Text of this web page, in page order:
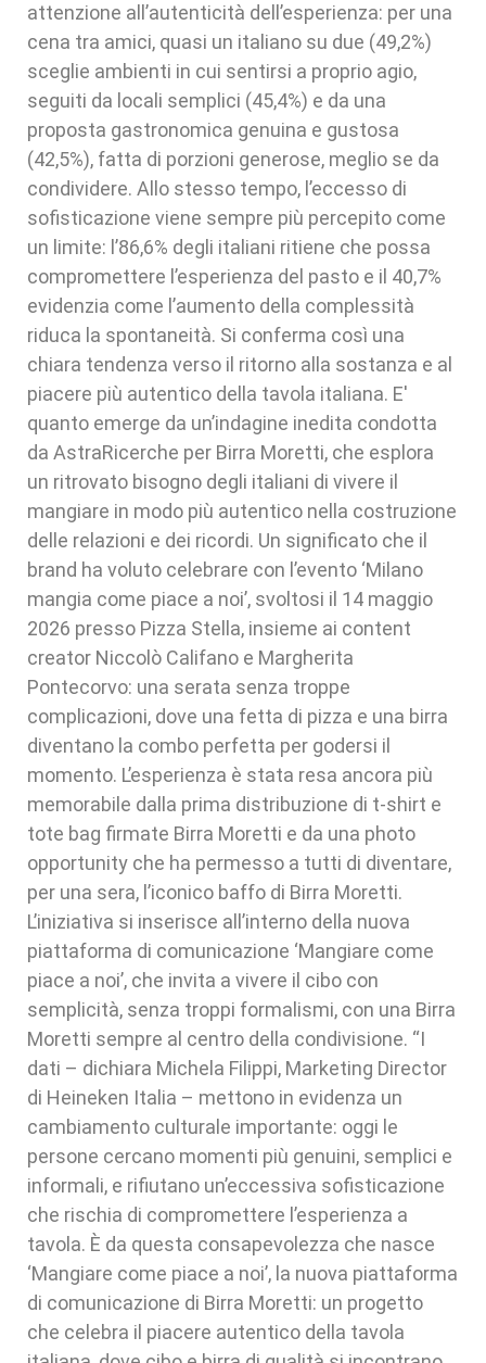
attenzione all’autenticità dell’esperienza: per una
cena tra amici, quasi un italiano su due (49,2%)
sceglie ambienti in cui sentirsi a proprio agio,
seguiti da locali semplici (45,4%) e da una
proposta gastronomica genuina e gustosa
(42,5%), fatta di porzioni generose, meglio se da
condividere. Allo stesso tempo, l’eccesso di
sofisticazione viene sempre più percepito come
un limite: l’86,6% degli italiani ritiene che possa
compromettere l’esperienza del pasto e il 40,7%
evidenzia come l’aumento della complessità
riduca la spontaneità. Si conferma così una
chiara tendenza verso il ritorno alla sostanza e al
piacere più autentico della tavola italiana. E'
quanto emerge da un’indagine inedita condotta
da AstraRicerche per Birra Moretti, che esplora
un ritrovato bisogno degli italiani di vivere il
mangiare in modo più autentico nella costruzione
delle relazioni e dei ricordi. Un significato che il
brand ha voluto celebrare con l’evento ‘Milano
mangia come piace a noi’, svoltosi il 14 maggio
2026 presso Pizza Stella, insieme ai content
creator Niccolò Califano e Margherita
Pontecorvo: una serata senza troppe
complicazioni, dove una fetta di pizza e una birra
diventano la combo perfetta per godersi il
momento. L’esperienza è stata resa ancora più
memorabile dalla prima distribuzione di t-shirt e
tote bag firmate Birra Moretti e da una photo
opportunity che ha permesso a tutti di diventare,
per una sera, l’iconico baffo di Birra Moretti.
L’iniziativa si inserisce all’interno della nuova
piattaforma di comunicazione ‘Mangiare come
piace a noi’, che invita a vivere il cibo con
semplicità, senza troppi formalismi, con una Birra
Moretti sempre al centro della condivisione. “I
dati – dichiara Michela Filippi, Marketing Director
di Heineken Italia – mettono in evidenza un
cambiamento culturale importante: oggi le
persone cercano momenti più genuini, semplici e
informali, e rifiutano un’eccessiva sofisticazione
che rischia di compromettere l’esperienza a
tavola. È da questa consapevolezza che nasce
‘Mangiare come piace a noi’, la nuova piattaforma
di comunicazione di Birra Moretti: un progetto
che celebra il piacere autentico della tavola